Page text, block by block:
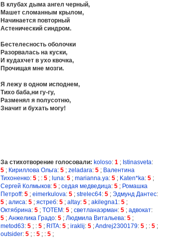
В клубах дыма ангел черный,
Машет сломанным крылом,
Начинается повторный
Астенический синдром.
Бестелесность оболочки
Разорвалась на куски,
И кудахчет в ухо квочка,
Прочищая мне мозги.
Я лежу в одном исподнем,
Тихо баба,ни гу-гу,
Разменял я полусотню,
Значит и бухать могу!
За стихотворение голосовали: koloso: 1 ; Istinasveta:
5 ; Кириллова Ольга: 5 ; zeladara: 5 ; Валентина
Тихоненко: 5 ; : 5 ; luna: 5 ; marianna.ya: 5 ; Katen*ka: 5 ;
Сергей Колмыков: 5 ; седая медведица: 5 ; Ромашка
Петроff: 5 ; eimerkulova: 5 ; strelec64: 5 ; Эдмунд Дантес:
5 ; алиса: 5 ; ястреб: 5 ; altay: 5 ; akilegna1 : 5 ;
Октябрина: 5 ; TOTEM: 5 ; светланаэрман: 5 ; адвокат:
5 ; Анжелика Градо: 5 ; Людмила Витальева: 5 ;
metod63: 5 ; : 5 ; RITA: 5 ; iraklij: 5 ;Andrej2300179: 5 ; : 5 ;
outsider: 5 ; : 5 ; : 5 ;